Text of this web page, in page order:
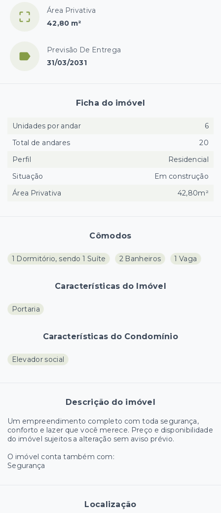
Área Privativa
42,80 m²
Previsão De Entrega
31/03/2031
Cômodos
1 Dormitório, sendo 1 Suíte 2 Banheiros 1 Vaga
Características do Imóvel
Portaria
Características do Condomínio
Elevador social
Descrição do imóvel
Um empreendimento completo com toda segurança,
conforto e lazer que você merece. Preço e disponibilidade
do imóvel sujeitos a alteração sem aviso prévio.
O imóvel conta também com:
Segurança
Localização
Ficha do imóvel
Unidades por andar
6
Total de andares
20
Perfil
Residencial
Situação
Em construção
Área Privativa
42,80m²